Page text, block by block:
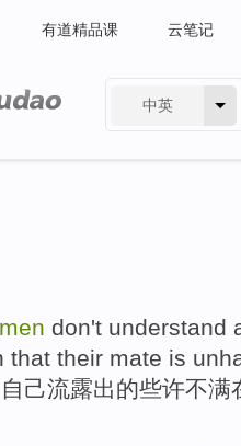
有道精品课 云笔记
中英
don't understand
that their mate is
自己流露出的些许不满